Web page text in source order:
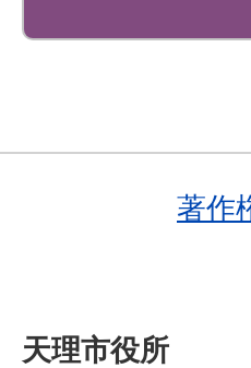
著作
天理市役所